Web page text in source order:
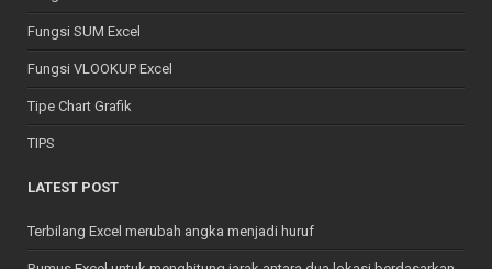
Fungsi SUM Excel
Fungsi VLOOKUP Excel
Tipe Chart Grafik
TIPS
LATEST POST
Terbilang Excel merubah angka menjadi huruf